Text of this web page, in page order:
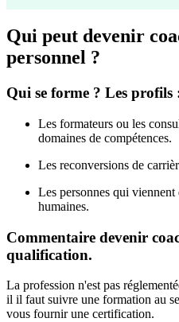
Qui peut devenir
personnel ?
Qui se forme ? Les profils
Les formateurs ou les
domaines de compétences.
Les reconversions de
Les personnes qui viennent
humaines.
Commentaire devenir
qualification.
La profession n'est pas
il il faut suivre une formation au
vous fournir une certification.